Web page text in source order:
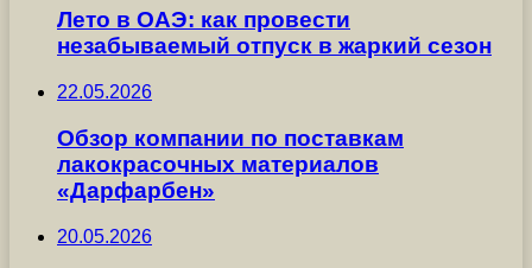
Лето в ОАЭ: как провести
незабываемый отпуск в жаркий сезон
22.05.2026
Обзор компании по поставкам
лакокрасочных материалов
«Дарфарбен»
20.05.2026